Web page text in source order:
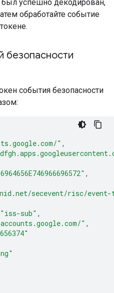
был успешно декодирован,
обработайте событие
безопасности
события безопасности
" ,
,
secevent/risc/event-
"iss-sub" ,
" ,